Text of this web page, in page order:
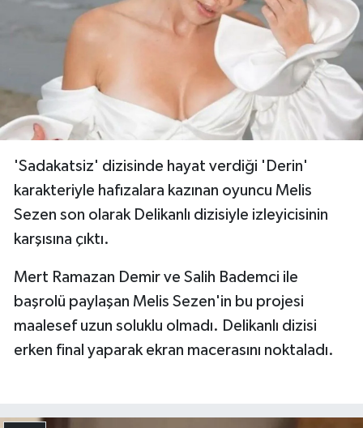
'Sadakatsiz' dizisinde hayat verdiği 'Derin'
karakteriyle hafızalara kazınan oyuncu Melis
Sezen son olarak Delikanlı dizisiyle izleyicisinin
karşısına çıktı.
Mert Ramazan Demir ve Salih Bademci ile
başrolü paylaşan Melis Sezen'in bu projesi
maalesef uzun soluklu olmadı. Delikanlı dizisi
erken final yaparak ekran macerasını noktaladı.